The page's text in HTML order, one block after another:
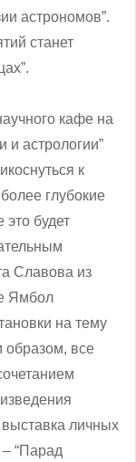
астрономов”.
станет
кафе на
и астрологии”
к
глубокие
будет
Славова из
Ямбол
на тему
образом, все
личных
“Парад